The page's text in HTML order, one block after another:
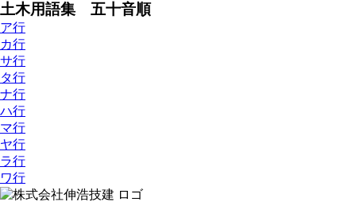
土木用語集 五十音順
ア行
カ行
サ行
タ行
ナ行
ハ行
マ行
ヤ行
ラ行
ワ行